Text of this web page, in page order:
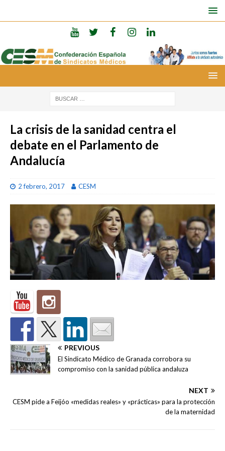
La crisis de la sanidad centra el
debate en el Parlamento de
Andalucía
2 febrero, 2017 CESM
PREVIOUS
El Sindicato Médico de Granada corrobora su
compromiso con la sanidad pública andaluza
NEXT
CESM pide a Feijóo «medidas reales» y «prácticas» para la protección
de la maternidad